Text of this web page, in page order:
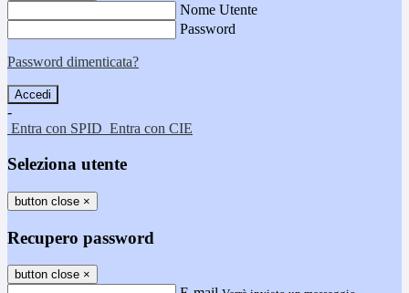
Nome Utente
Password
Password dimenticata?
-
Entra con SPID Entra con CIE
Seleziona utente
button close ×
Recupero password
button close ×